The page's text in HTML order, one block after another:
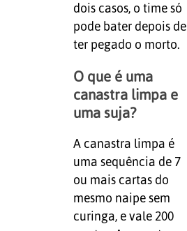
dois casos, o time só
pode bater depois de
ter pegado o morto.
O que é uma
canastra limpa e
uma suja?
A canastra limpa é
uma sequência de 7
ou mais cartas do
mesmo naipe sem
curinga, e vale 200